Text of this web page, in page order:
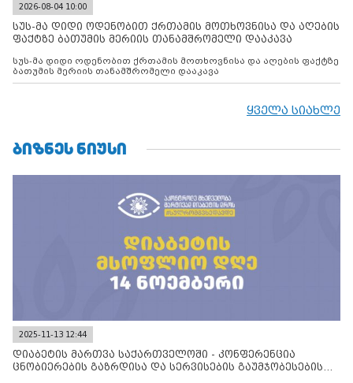
2026-08-04 10:00
სუს-მა დიდი ოდენობით ქრთამის მოთხოვნისა და აღების
ფაქტზე ბათუმის მერიის თანამშრომელი დააკავა
სუს-მა დიდი ოდენობით ქრთამის მოთხოვნისა და აღების ფაქტზე
ბათუმის მერიის თანამშრომელი დააკავა
ყველა სიახლე
ᲑᲘᲖᲜᲔᲡ ᲜᲘᲣᲡᲘ
2025-11-13 12:44
დიაბეტის მართვა საქართველოში - კონფერენცია
ცნობიერების გაზრდისა და სერვისების გაუმჯობესების